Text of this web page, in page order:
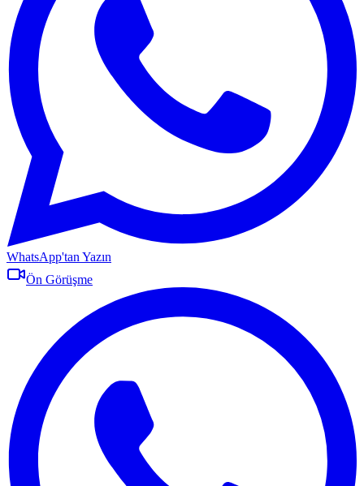
WhatsApp'tan Yazın
Ön Görüşme